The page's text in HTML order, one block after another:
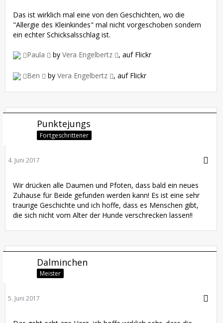
Das ist wirklich mal eine von den Geschichten, wo die
"Allergie des Kleinkindes" mal nicht vorgeschoben sondern
ein echter Schicksalsschlag ist.
Paula by Vera Engelbertz , auf Flickr
Ben by Vera Engelbertz , auf Flickr
Punktejungs
Fortgeschrittener
4. Juni 2017
Wir drücken alle Daumen und Pfoten, dass bald ein neues
Zuhause für Beide gefunden werden kann! Es ist eine sehr
traurige Geschichte und ich hoffe, dass es Menschen gibt,
die sich nicht vom Alter der Hunde verschrecken lassen!!
Dalminchen
Meister
5. Juni 2017